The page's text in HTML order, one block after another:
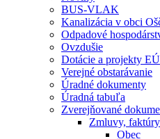
BUS-VLAK
Kanalizácia v obci
Odpadové
Ovzdušie
Dotácie a projekty EÚ
Verejné obstarávanie
Úradné dokumenty
Úradná tabuľa
Zverejňované
Zmluvy,
Obec